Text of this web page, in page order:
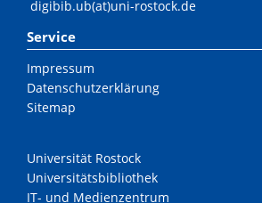
digibib.ub(at)uni-rostock.de
Service
Impressum
Datenschutzerklärung
Sitemap
Universität Rostock
Universitätsbibliothek
IT- und Medienzentrum